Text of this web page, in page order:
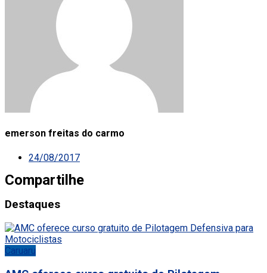
emerson freitas do carmo
24/08/2017
Compartilhe
Destaques
Caruaru